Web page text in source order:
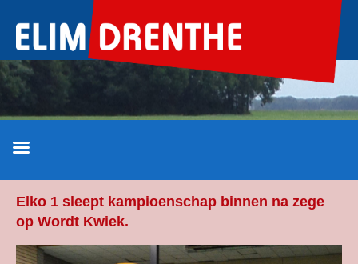
naar
inhoud
Elko 1 sleept kampioenschap binnen na zege
op Wordt Kwiek.